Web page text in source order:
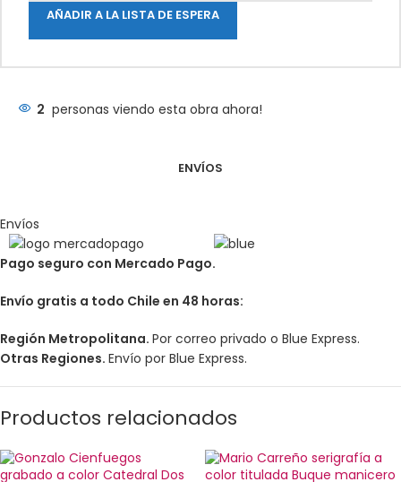
AÑADIR A LA LISTA DE ESPERA
2 personas viendo esta obra ahora!
ENVÍOS
Envíos
Pago seguro con Mercado Pago.
Envío gratis a todo Chile en 48 horas:
Región Metropolitana. Por correo privado o Blue Express.
Otras Regiones. Envío por Blue Express.
Productos relacionados